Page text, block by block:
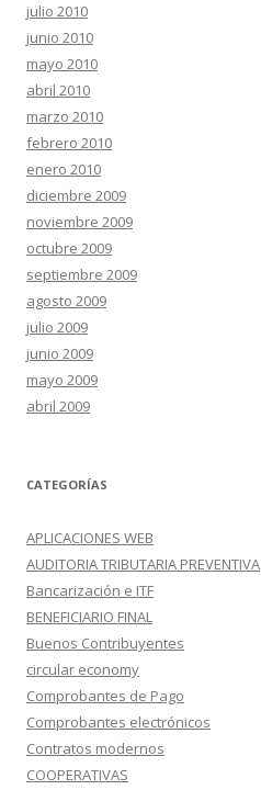
julio 2010
junio 2010
mayo 2010
abril 2010
marzo 2010
febrero 2010
enero 2010
diciembre 2009
noviembre 2009
octubre 2009
septiembre 2009
agosto 2009
julio 2009
junio 2009
mayo 2009
abril 2009
CATEGORÍAS
APLICACIONES WEB
AUDITORIA TRIBUTARIA PREVENTIVA
Bancarización e ITF
BENEFICIARIO FINAL
Buenos Contribuyentes
circular economy
Comprobantes de Pago
Comprobantes electrónicos
Contratos modernos
COOPERATIVAS